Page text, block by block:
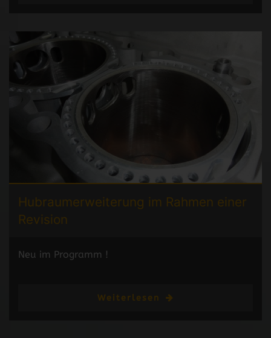
Hubraumerweiterung im Rahmen einer
Revision
Neu im Programm !
Weiterlesen